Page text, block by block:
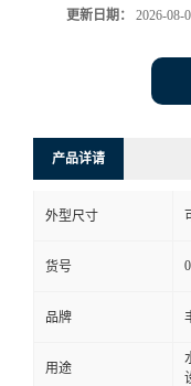
更新日期： 2026-08-
产品详请
外型尺寸
货号
品牌
用途